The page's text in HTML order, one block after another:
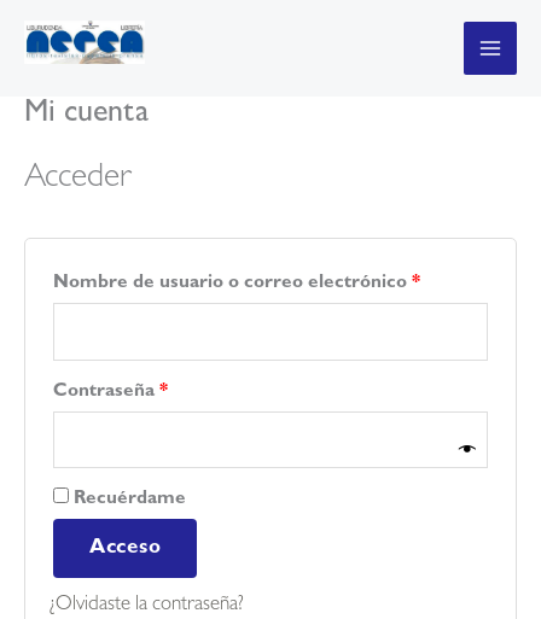
Mi cuenta
Acceder
Nombre de usuario o correo electrónico *Obligatorio
Contraseña *Obligatorio
Recuérdame
Acceso
¿Olvidaste la contraseña?